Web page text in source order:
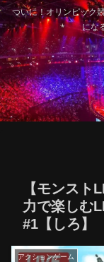
ついに！オリンピック
にな
【モンスト
力で楽しむ
#1【しろ】
アクションゲーム